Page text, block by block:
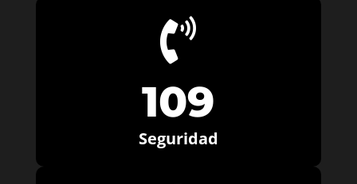

109
Seguridad